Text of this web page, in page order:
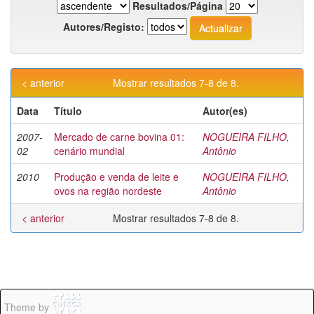
Resultados/Página
Autores/Registo:
Mostrar resultados 7-8 de 8.
< anterior
Data
Título
Autor(es)
2007-
02
Mercado de carne bovina 01:
cenário mundial
NOGUEIRA FILHO,
Antônio
2010
Produção e venda de leite e
ovos na região nordeste
NOGUEIRA FILHO,
Antônio
Mostrar resultados 7-8 de 8.
< anterior
Theme by